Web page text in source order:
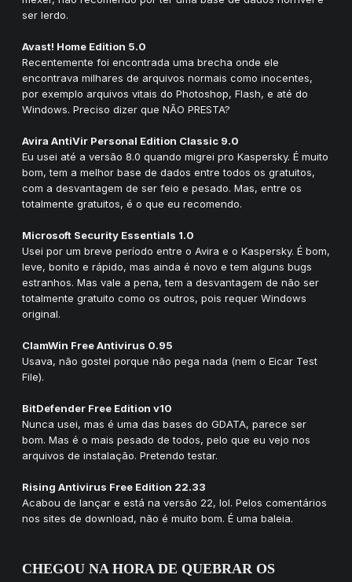
ser lerdo.
Avast! Home Edition 5.0
Recentemente foi encontrada uma brecha onde ele
encontrava milhares de arquivos normais como inocentes,
por exemplo arquivos vitais do Photoshop, Flash, e até do
Windows. Preciso dizer que NÃO PRESTA?
Avira AntiVir Personal Edition Classic 9.0
Eu usei até a versão 8.0 quando migrei pro Kaspersky. É muito
bom, tem a melhor base de dados entre todos os gratuitos,
com a desvantagem de ser feio e pesado. Mas, entre os
totalmente gratuitos, é o que eu recomendo.
Microsoft Security Essentials 1.0
Usei por um breve período entre o Avira e o Kaspersky. É bom,
leve, bonito e rápido, mas ainda é novo e tem alguns bugs
estranhos. Mas vale a pena, tem a desvantagem de não ser
totalmente gratuito como os outros, pois requer Windows
original.
ClamWin Free Antivirus 0.95
Usava, não gostei porque não pega nada (nem o Eicar Test
File).
BitDefender Free Edition v10
Nunca usei, mas é uma das bases do GDATA, parece ser
bom. Mas é o mais pesado de todos, pelo que eu vejo nos
arquivos de instalação. Pretendo testar.
Rising Antivirus Free Edition 22.33
Acabou de lançar e está na versão 22, lol. Pelos comentários
nos sites de download, não é muito bom. É uma baleia.
CHEGOU NA HORA DE QUEBRAR OS